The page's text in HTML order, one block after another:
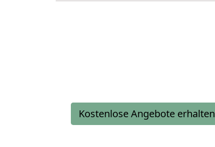
Kostenlose Angebote erhalten